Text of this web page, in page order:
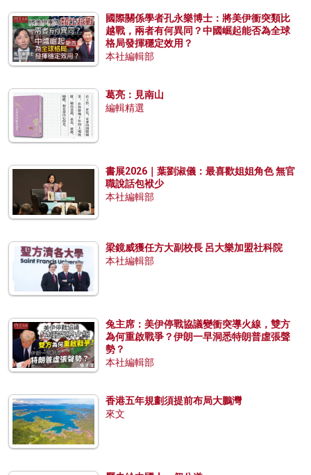
國際關係學者孔永樂博士：將美伊衝突類比
越戰，兩者有何異同？中國崛起能否為全球
格局發揮穩定效用？
本社編輯部
葛亮：見南山
編輯精選
書展2026｜葉劉淑儀：最喜歡姐姐角色 無官
職說話包袱少
本社編輯部
梁鏡威獲任方大副校長 呂大樂加盟社科院
本社編輯部
兔主席：美伊停戰協議變衝突導火線，雙方
為何重啟戰爭？伊朗一早洞悉特朗普虛張聲
勢？
本社編輯部
香港五年規劃須提前布局大鵬灣
來文